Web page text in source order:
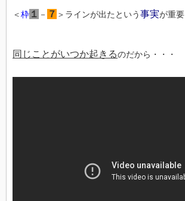
＜枠 １ － ７ ＞ラインが出たという事実が重要
同じことがいつか起きるのだから・・・